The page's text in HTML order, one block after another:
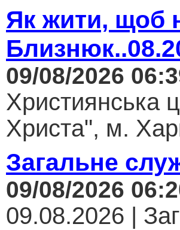
Як жити, щоб
09/08/2026
Християнська
Христа", м.
Загальне
09/08/2026
09.08.2026 |